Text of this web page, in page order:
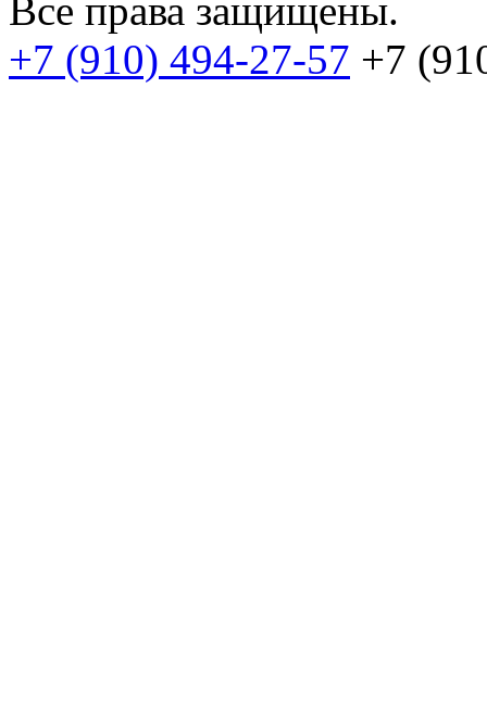
Все права защищены.
+7 (910) 494-27-57 +7